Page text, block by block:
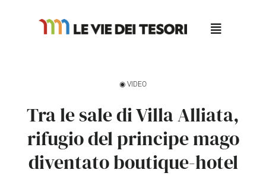
◉ VIDEO
Tra le sale di Villa Alliata,
rifugio del principe mago
diventato boutique-hotel